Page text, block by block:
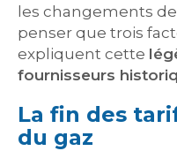
les changements
penser que trois
expliquent cette
fournisseurs
La fin des
du gaz